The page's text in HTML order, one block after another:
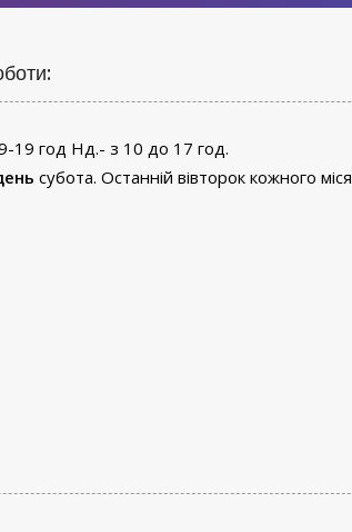
19 год Нд.- з 10 до 17 год.
субота. Останній вівторок кожного